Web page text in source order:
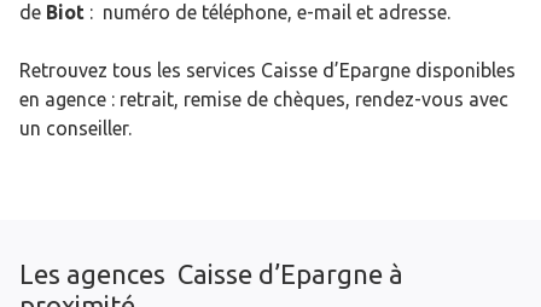
de Biot : numéro de téléphone, e-mail et adresse.
Retrouvez tous les services Caisse d’Epargne disponibles
en agence : retrait, remise de chèques, rendez-vous avec
un conseiller.
Les agences Caisse d’Epargne à